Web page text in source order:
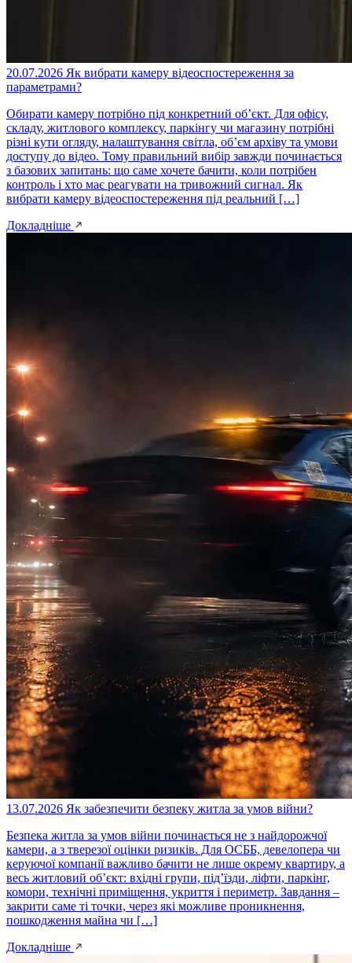
20.07.2026 Як вибрати камеру відеоспостереження за
параметрами?
Обирати камеру потрібно під конкретний об’єкт. Для офісу,
складу, житлового комплексу, паркінгу чи магазину потрібні
різні кути огляду, налаштування світла, об’єм архіву та умови
доступу до відео. Тому правильний вибір завжди починається
з базових запитань: що саме хочете бачити, коли потрібен
контроль і хто має реагувати на тривожний сигнал. Як
вибрати камеру відеоспостереження під реальний […]
Докладніше
13.07.2026 Як забезпечити безпеку житла за умов війни?
Безпека житла за умов війни починається не з найдорожчої
камери, а з тверезої оцінки ризиків. Для ОСББ, девелопера чи
керуючої компанії важливо бачити не лише окрему квартиру, а
весь житловий об’єкт: вхідні групи, під’їзди, ліфти, паркінг,
комори, технічні приміщення, укриття і периметр. Завдання –
закрити саме ті точки, через які можливе проникнення,
пошкодження майна чи […]
Докладніше